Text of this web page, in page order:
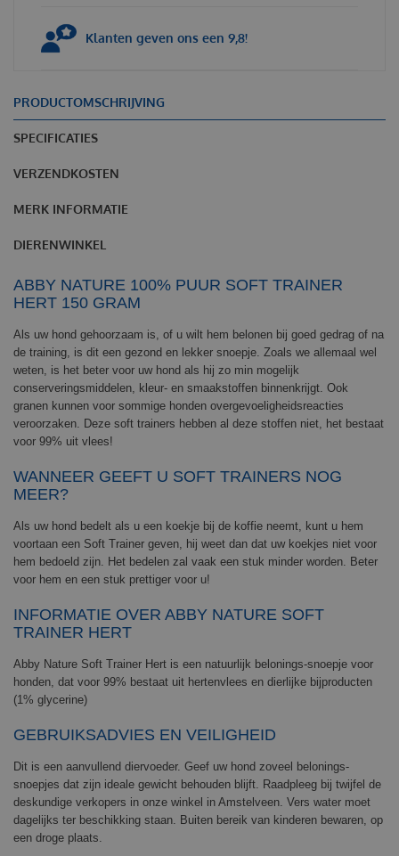
Klanten geven ons een 9,8!
PRODUCTOMSCHRIJVING
SPECIFICATIES
VERZENDKOSTEN
MERK INFORMATIE
DIERENWINKEL
ABBY NATURE 100% PUUR SOFT TRAINER
HERT 150 GRAM
Als uw hond gehoorzaam is, of u wilt hem belonen bij goed gedrag of na
de training, is dit een gezond en lekker snoepje. Zoals we allemaal wel
weten, is het beter voor uw hond als hij zo min mogelijk
conserveringsmiddelen, kleur- en smaakstoffen binnenkrijgt. Ook
granen kunnen voor sommige honden overgevoeligheidsreacties
veroorzaken. Deze soft trainers hebben al deze stoffen niet, het bestaat
voor 99% uit vlees!
WANNEER GEEFT U SOFT TRAINERS NOG
MEER?
Als uw hond bedelt als u een koekje bij de koffie neemt, kunt u hem
voortaan een Soft Trainer geven, hij weet dan dat uw koekjes niet voor
hem bedoeld zijn. Het bedelen zal vaak een stuk minder worden. Beter
voor hem en een stuk prettiger voor u!
INFORMATIE OVER ABBY NATURE SOFT
TRAINER HERT
Abby Nature Soft Trainer Hert is een natuurlijk belonings-snoepje voor
honden, dat voor 99% bestaat uit hertenvlees en dierlijke bijproducten
(1% glycerine)
GEBRUIKSADVIES EN VEILIGHEID
Dit is een aanvullend diervoeder. Geef uw hond zoveel belonings-
snoepjes dat zijn ideale gewicht behouden blijft. Raadpleeg bij twijfel de
deskundige verkopers in onze winkel in Amstelveen. Vers water moet
dagelijks ter beschikking staan. Buiten bereik van kinderen bewaren, op
een droge plaats.